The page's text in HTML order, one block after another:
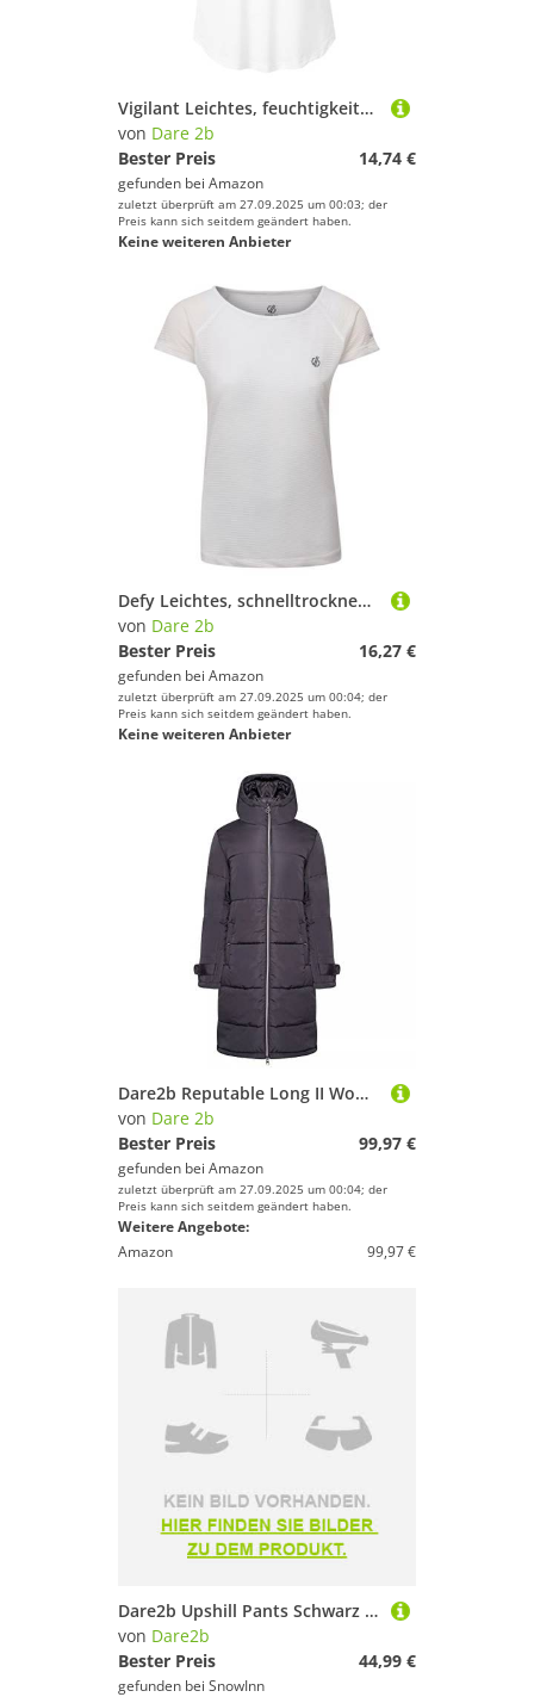
Vigilant Leichtes, feuchtigkeitsabsorbierendes, antibakterielles, schnelltrocknendes technisches Stretch-T-Shirt
von Dare 2b
Bester Preis
14,74 €
gefunden bei Amazon
zuletzt überprüft am 27.09.2025 um 00:03; der
Preis kann sich seitdem geändert haben.
Keine weiteren Anbieter
Defy Leichtes, schnelltrocknendes, feuchtigkeitsabsorbierendes T-Shirt
von Dare 2b
Bester Preis
16,27 €
gefunden bei Amazon
zuletzt überprüft am 27.09.2025 um 00:04; der
Preis kann sich seitdem geändert haben.
Keine weiteren Anbieter
Dare2b Reputable Long II Womens Long Coat Jacket wasserabweisendes recyceltes Material - durchgehender Reißverschluss mit 2 niedrigen Reißverschlusstaschen, Kapuze und verstellbaren Bündchen
von Dare 2b
Bester Preis
99,97 €
gefunden bei Amazon
zuletzt überprüft am 27.09.2025 um 00:04; der
Preis kann sich seitdem geändert haben.
Weitere Angebote:
Amazon
99,97 €
Dare2b Upshill Pants Schwarz 40 Frau
von Dare2b
Bester Preis
44,99 €
gefunden bei SnowInn